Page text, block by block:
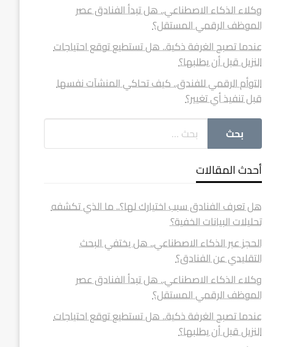
وكلاء الذكاء الاصطناعي.. هل تبدأ الفنادق عصر
الموظف الرقمي المستقل؟
عندما تصبح الغرفة ذكية.. هل تستطيع توقع احتياجات
النزيل قبل أن يطلبها؟
التوأم الرقمي للفندق.. كيف تحاكي المنشآت نفسها
قبل تنفيذ أي تغيير؟
أحدث المقالات
هل تعرف الفنادق سبب اختيارك لها؟.. ما الذي تكشفه
تحليلات البيانات الخفية؟
الحجز عبر الذكاء الاصطناعي.. هل يختفي البحث
التقليدي عن الفنادق؟
وكلاء الذكاء الاصطناعي.. هل تبدأ الفنادق عصر
الموظف الرقمي المستقل؟
عندما تصبح الغرفة ذكية.. هل تستطيع توقع احتياجات
النزيل قبل أن يطلبها؟